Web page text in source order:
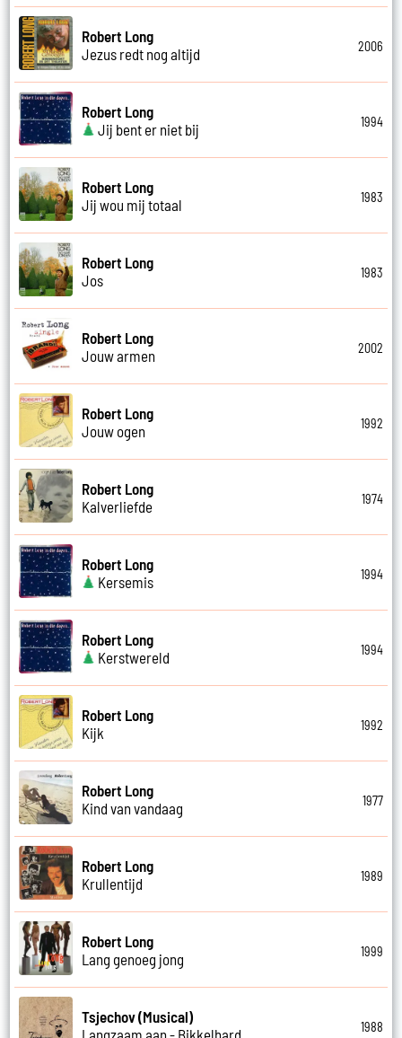
Robert Long
Jezus redt nog altijd
2006
Robert Long
Jij bent er niet bij
1994
Robert Long
Jij wou mij totaal
1983
Robert Long
Jos
1983
Robert Long
Jouw armen
2002
Robert Long
Jouw ogen
1992
Robert Long
Kalverliefde
1974
Robert Long
Kersemis
1994
Robert Long
Kerstwereld
1994
Robert Long
Kijk
1992
Robert Long
Kind van vandaag
1977
Robert Long
Krullentijd
1989
Robert Long
Lang genoeg jong
1999
Tsjechov (Musical)
Langzaam aan - Bikkelhard
1988